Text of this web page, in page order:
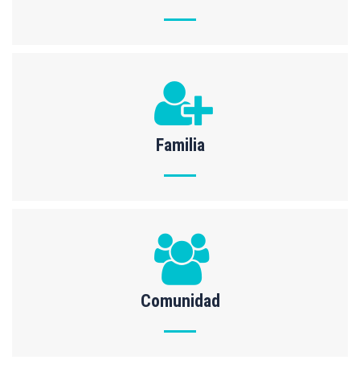
Familia
Comunidad